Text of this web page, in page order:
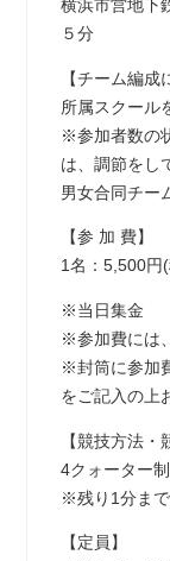
横浜市営地下
５分
【チーム編成
所属スクール
※参加者数の
は、調節をし
男女合同チー
【参 加 費】
1名：5,500円
※当日集金
※参加費には
※封筒に参加
をご記入の上
【競技方法・
4クォーター
※残り1分ま
【定員】